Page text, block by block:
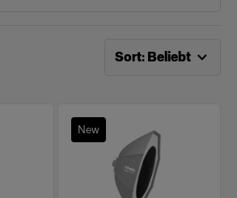
Jetzt sortieren nach
Sort: Beliebt
New